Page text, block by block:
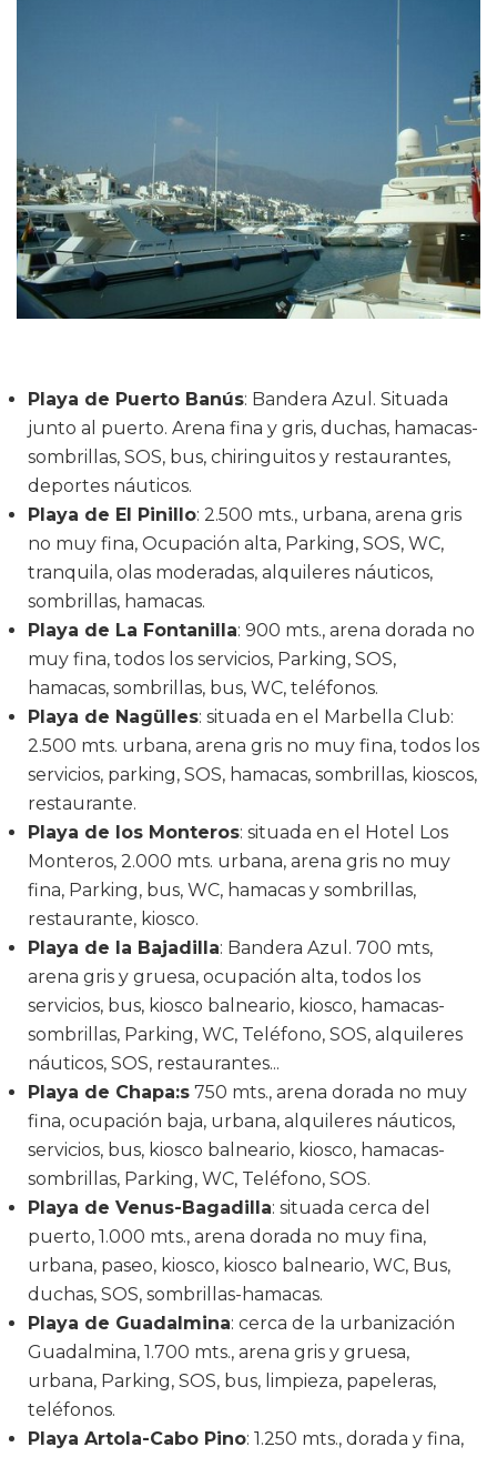
Playa de Puerto Banús: Bandera Azul. Situada
junto al puerto. Arena fina y gris, duchas, hamacas-
sombrillas, SOS, bus, chiringuitos y restaurantes,
deportes náuticos.
Playa de El Pinillo: 2.500 mts., urbana, arena gris
no muy fina, Ocupación alta, Parking, SOS, WC,
tranquila, olas moderadas, alquileres náuticos,
sombrillas, hamacas.
Playa de La Fontanilla: 900 mts., arena dorada no
muy fina, todos los servicios, Parking, SOS,
hamacas, sombrillas, bus, WC, teléfonos.
Playa de Nagülles: situada en el Marbella Club:
2.500 mts. urbana, arena gris no muy fina, todos los
servicios, parking, SOS, hamacas, sombrillas, kioscos,
restaurante.
Playa de los Monteros: situada en el Hotel Los
Monteros, 2.000 mts. urbana, arena gris no muy
fina, Parking, bus, WC, hamacas y sombrillas,
restaurante, kiosco.
Playa de la Bajadilla: Bandera Azul. 700 mts,
arena gris y gruesa, ocupación alta, todos los
servicios, bus, kiosco balneario, kiosco, hamacas-
sombrillas, Parking, WC, Teléfono, SOS, alquileres
náuticos, SOS, restaurantes...
Playa de Chapa:s 750 mts., arena dorada no muy
fina, ocupación baja, urbana, alquileres náuticos,
servicios, bus, kiosco balneario, kiosco, hamacas-
sombrillas, Parking, WC, Teléfono, SOS.
Playa de Venus-Bagadilla: situada cerca del
puerto, 1.000 mts., arena dorada no muy fina,
urbana, paseo, kiosco, kiosco balneario, WC, Bus,
duchas, SOS, sombrillas-hamacas.
Playa de Guadalmina: cerca de la urbanización
Guadalmina, 1.700 mts., arena gris y gruesa,
urbana, Parking, SOS, bus, limpieza, papeleras,
teléfonos.
Playa Artola-Cabo Pino: 1.250 mts., dorada y fina,